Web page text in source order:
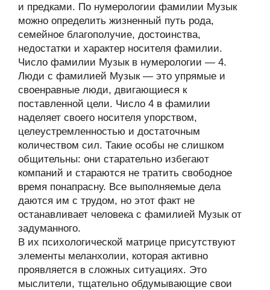
и предками. По нумерологии фамилии Музык
можно определить жизненный путь рода,
семейное благополучие, достоинства,
недостатки и характер носителя фамилии.
Число фамилии Музык в нумерологии — 4.
Люди с фамилией Музык — это упрямые и
своенравные люди, двигающиеся к
поставленной цели. Число 4 в фамилии
наделяет своего носителя упорством,
целеустремленностью и достаточным
количеством сил. Такие особы не слишком
общительны: они старательно избегают
компаний и стараются не тратить свободное
время понапрасну. Все выполняемые дела
даются им с трудом, но этот факт не
останавливает человека с фамилией Музык от
задуманного.
В их психологической матрице присутствуют
элементы меланхолии, которая активно
проявляется в сложных ситуациях. Это
мыслители, тщательно обдумывающие свои